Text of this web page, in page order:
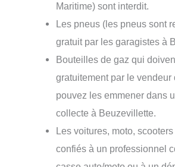
Maritime) sont interdit.
Les pneus (les pneus sont
gratuit par les garagistes à
Bouteilles de gaz qui
gratuitement par le vendeur
pouvez les emmener dans
collecte à Beuzevillette.
Les voitures, moto,
confiés à un professionnel